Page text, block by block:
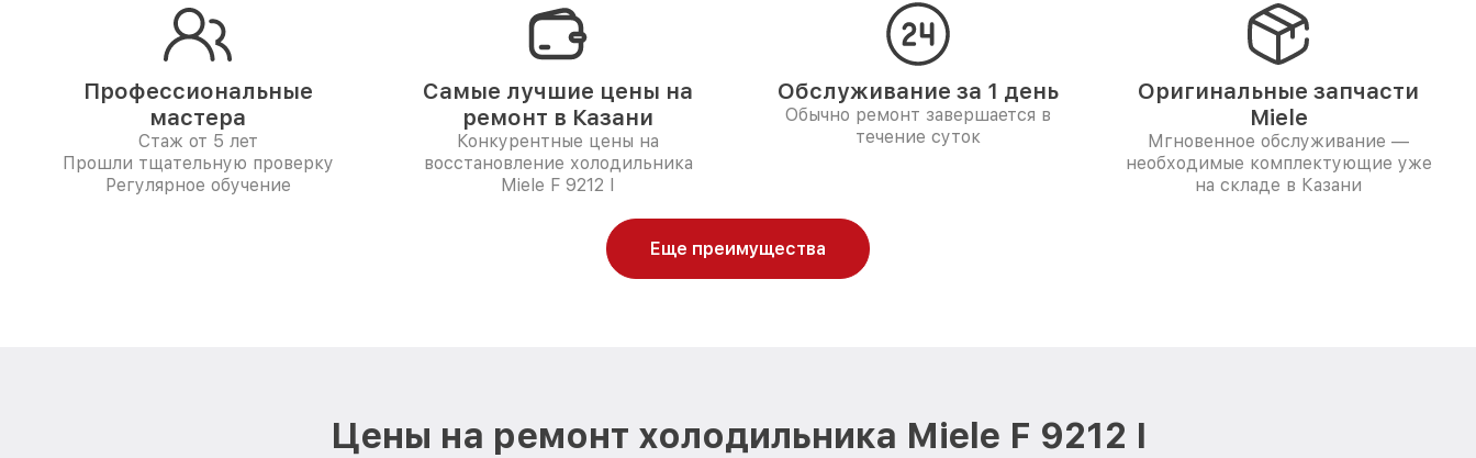
Профессиональные
мастера
Стаж от 5 лет
Прошли тщательную проверку
Регулярное обучение
Самые лучшие цены на
ремонт в Казани
Конкурентные цены на
восстановление холодильника
Miele F 9212 I
Обслуживание за 1 день
Обычно ремонт завершается в
течение суток
Оригинальные запчасти
Miele
Мгновенное обслуживание —
необходимые комплектующие уже
на складе в Казани
Еще преимущества
Цены на ремонт холодильника Miele F 9212 I